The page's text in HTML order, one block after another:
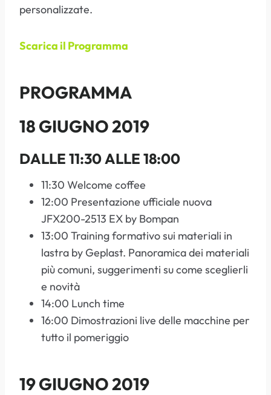
personalizzate.
Scarica il Programma
PROGRAMMA
18 GIUGNO 2019
DALLE 11:30 ALLE 18:00
11:30 Welcome coffee
12:00 Presentazione ufficiale nuova
JFX200-2513 EX by Bompan
13:00 Training formativo sui materiali in
lastra by Geplast. Panoramica dei materiali
più comuni, suggerimenti su come sceglierli
e novità
14:00 Lunch time
16:00 Dimostrazioni live delle macchine per
tutto il pomeriggio
19 GIUGNO 2019